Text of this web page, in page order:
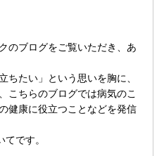
のブログをご覧いただき、あ
ちたい」という思いを胸に、
こちらのブログでは病気のこ
健康に役立つことなどを発信
です。